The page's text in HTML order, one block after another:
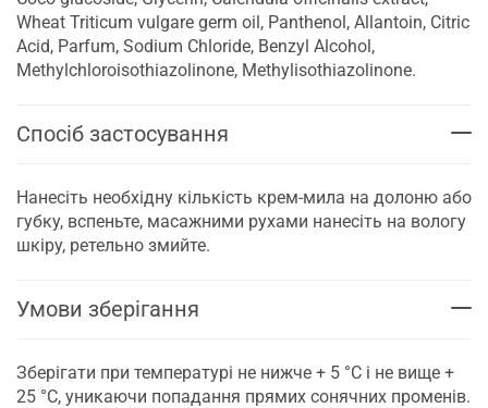
Wheat Triticum vulgare germ oil, Panthenol, Allantoin, Citric
Acid, Parfum, Sodium Chloride, Benzyl Alcohol,
Methylchloroisothiazolinone, Methylisothiazolinone.
Спосіб застосування
Нанесіть необхідну кількість крем-мила на долоню або
губку, вспеньте, масажними рухами нанесіть на вологу
шкіру, ретельно змийте.
Умови зберігання
Зберігати при температурі не нижче + 5 °C і не вище +
25 °C, уникаючи попадання прямих сонячних променів.